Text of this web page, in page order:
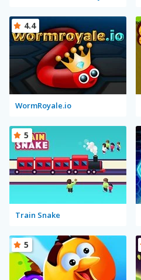
WormRoyale.io
4.4
Train Snake
5
5